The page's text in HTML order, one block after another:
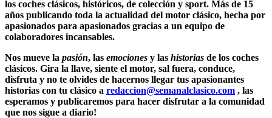
los coches clásicos, históricos, de colección y sport. Más de 15
años publicando toda la actualidad del motor clásico, hecha por
apasionados para apasionados gracias a un equipo de
colaboradores incansables.
Nos mueve la pasión, las emociones y las historias de los coches
clásicos. Gira la llave, siente el motor, sal fuera, conduce,
disfruta y no te olvides de hacernos llegar tus apasionantes
historias con tu clásico a redaccion@semanalclasico.com , las
esperamos y publicaremos para hacer disfrutar a la comunidad
que nos sigue a diario!